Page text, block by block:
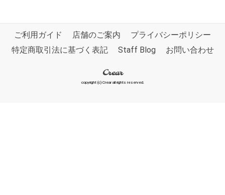
ご利用ガイド 店舗のご案内
プライバシーポリシー
特定商取引法に基づく表記
Staff Blog お問い合わせ
Crear
copyright (c) Crear all rights reserved.